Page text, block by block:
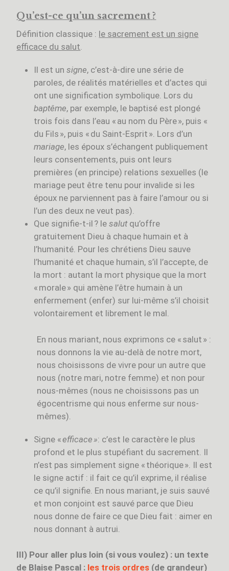
Qu’est-ce qu’un sacrement ?
Définition classique : le sacrement est un signe
efficace du salut.
Il est unsigne, c’est-à-dire une série de
paroles, de réalités matérielles et d’actes qui
ont une signification symbolique. Lors du
baptême, par exemple, le baptisé est plongé
trois fois dans l’eau « au nom du Père », puis «
du Fils », puis « du Saint-Esprit ». Lors d’un
mariage, les époux s’échangent publiquement
leurs consentements, puis ont leurs
premières (en principe) relations sexuelles (le
mariage peut être tenu pour invalide si les
époux ne parviennent pas à faire l’amour ou si
l’un des deux ne veut pas).
Que signifie-t-il ? lesalutqu’offre
gratuitement Dieu à chaque humain et à
l’humanité. Pour les chrétiens Dieu sauve
l’humanité et chaque humain, s’il l’accepte, de
la mort : autant la mort physique que la mort
« morale » qui amène l’être humain à un
enfermement (enfer) sur lui-même s’il choisit
volontairement et librement le mal.
En nous mariant, nous exprimons ce « salut » :
nous donnons la vie au-delà de notre mort,
nous choisissons de vivre pour un autre que
nous (notre mari, notre femme) et non pour
nous-mêmes (nous ne choisissons pas un
égocentrisme qui nous enferme sur nous-
mêmes).
Signe «efficace»: c’est le caractère le plus
profond et le plus stupéfiant du sacrement. Il
n’est pas simplement signe « théorique ». Il est
le signe actif : il fait ce qu’il exprime, il réalise
ce qu’il signifie. En nous mariant, je suis sauvé
et mon conjoint est sauvé parce que Dieu
nous donne de faire ce que Dieu fait : aimer en
nous donnant à autrui.
III) Pour aller plus loin (si vous voulez) : un texte
de Blaise Pascal : les trois ordres (de grandeur)